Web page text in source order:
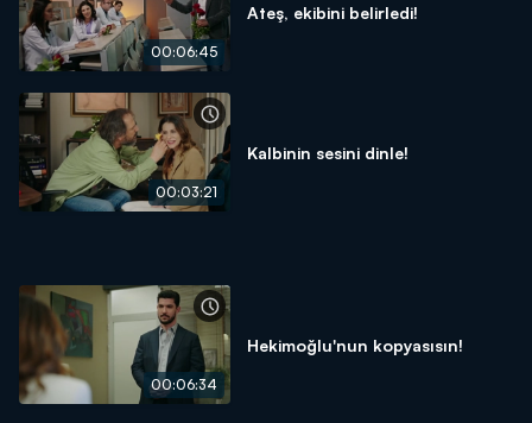
00:06:45
Ateş, ekibini belirledi!
00:03:21
Kalbinin sesini dinle!
00:06:34
Hekimoğlu'nun kopyasısın!